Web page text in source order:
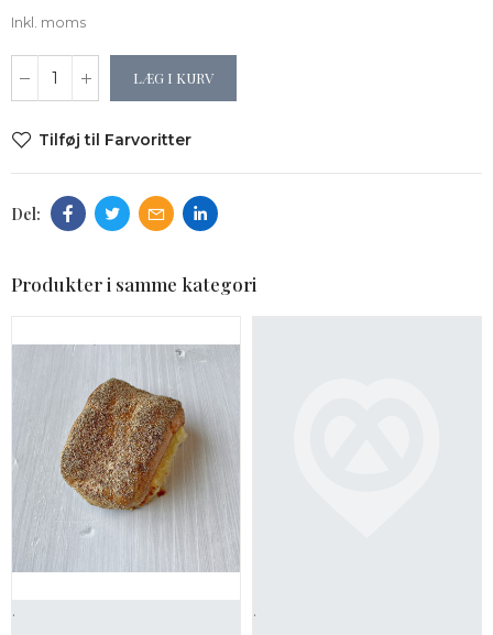
Inkl. moms
LÆG I KURV
Tilføj til Farvoritter
Produkter i samme kategori
. .